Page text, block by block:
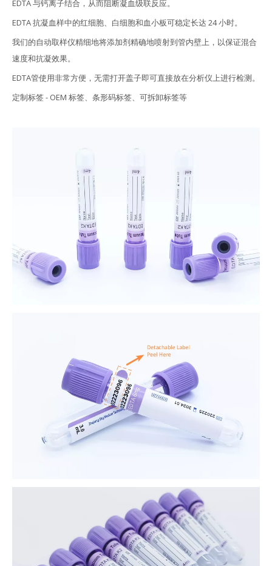
EDTA 与钙离子结合，从而阻断凝血级联反应。
EDTA 抗凝血样中的红细胞、白细胞和血小板可稳定长达 24 小时。
我们的自动取样仪精细地将添加剂精确地喷射到管内壁上，以保证混合
速度和抗凝效果。
EDTA管使用非常方便，无需打开盖子即可直接放在分析仪上进行检测。
定制标签 - OEM 标签、条形码标签、可拆卸标签等